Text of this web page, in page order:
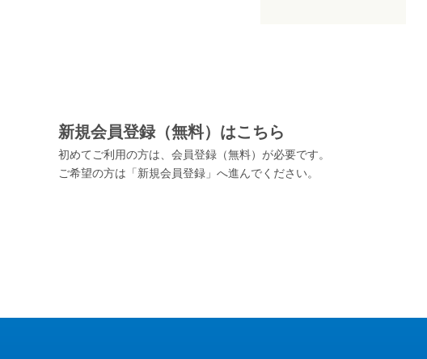
新規会員登録（無料）はこちら
初めてご利用の方は、会員登録（無料）が必要です。
ご希望の方は「新規会員登録」へ進んでください。